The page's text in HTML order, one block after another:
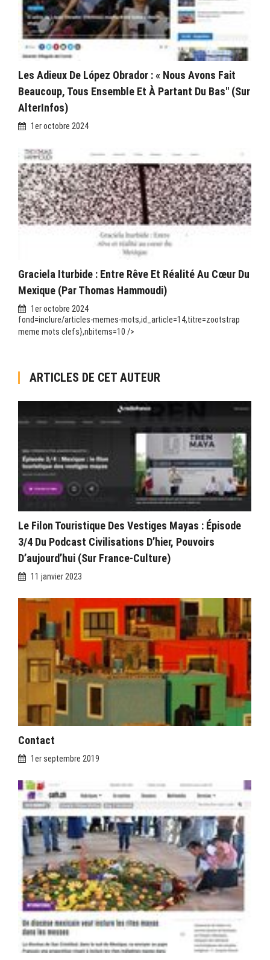
Les Adieux De López Obrador : « Nous Avons Fait
Beaucoup, Tous Ensemble Et À Partant Du Bas" (sur
AlterInfos)
1er octobre 2024
Graciela Iturbide : Entre Rêve Et Réalité Au Cœur Du
Mexique (par Thomas Hammoudi)
1er octobre 2024
fond=inclure/articles-memes-mots,id_article=14,titre=zootstrap
meme mots clefs},nbitems=10 />
ARTICLES DE CET AUTEUR
Le Filon Touristique Des Vestiges Mayas : Épisode
3/4 Du Podcast Civilisations D’hier, Pouvoirs
D’aujourd’hui (sur France-Culture)
11 janvier 2023
Contact
1er septembre 2019